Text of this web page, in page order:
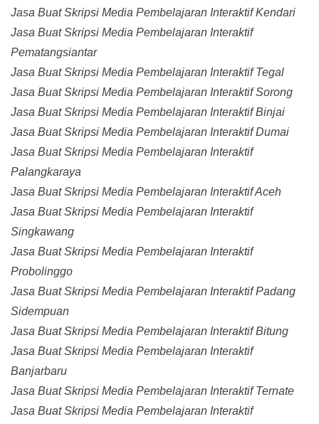
Jasa Buat Skripsi Media Pembelajaran Interaktif Kendari
Jasa Buat Skripsi Media Pembelajaran Interaktif
Pematangsiantar
Jasa Buat Skripsi Media Pembelajaran Interaktif Tegal
Jasa Buat Skripsi Media Pembelajaran Interaktif Sorong
Jasa Buat Skripsi Media Pembelajaran Interaktif Binjai
Jasa Buat Skripsi Media Pembelajaran Interaktif Dumai
Jasa Buat Skripsi Media Pembelajaran Interaktif
Palangkaraya
Jasa Buat Skripsi Media Pembelajaran Interaktif Aceh
Jasa Buat Skripsi Media Pembelajaran Interaktif
Singkawang
Jasa Buat Skripsi Media Pembelajaran Interaktif
Probolinggo
Jasa Buat Skripsi Media Pembelajaran Interaktif Padang
Sidempuan
Jasa Buat Skripsi Media Pembelajaran Interaktif Bitung
Jasa Buat Skripsi Media Pembelajaran Interaktif
Banjarbaru
Jasa Buat Skripsi Media Pembelajaran Interaktif Ternate
Jasa Buat Skripsi Media Pembelajaran Interaktif